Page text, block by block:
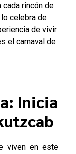
cada rincón de
lo celebra de
de vivir
el carnaval de
Inicia
viven en este